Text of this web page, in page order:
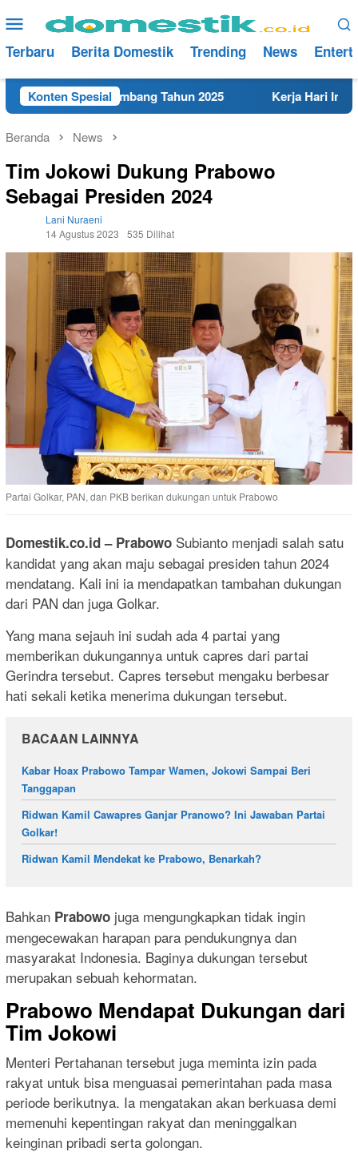
ke
konten
Menu
Mobile
Terbaru Berita Domestik Trending News
Konten Spesial
di Rembang Tahun 2025 Kerja Hari Ini Teknisi/
Beranda News
Tim Jokowi Dukung Prabowo
Sebagai Presiden 2024
Lani Nuraeni
14 Agustus 2023
535 Dilihat
Partai Golkar, PAN, dan PKB berikan dukungan untuk Prabowo
Domestik.co.id – Prabowo Subianto menjadi salah satu
kandidat yang akan maju sebagai presiden tahun 2024
mendatang. Kali ini ia mendapatkan tambahan dukungan
dari PAN dan juga Golkar.
Yang mana sejauh ini sudah ada 4 partai yang
memberikan dukungannya untuk capres dari partai
Gerindra tersebut. Capres tersebut mengaku berbesar
hati sekali ketika menerima dukungan tersebut.
BACAAN LAINNYA
Kabar Hoax Prabowo Tampar Wamen, Jokowi Sampai Beri
Tanggapan
Ridwan Kamil Cawapres Ganjar Pranowo? Ini Jawaban Partai
Golkar!
Ridwan Kamil Mendekat ke Prabowo, Benarkah?
Bahkan Prabowo juga mengungkapkan tidak ingin
mengecewakan harapan para pendukungnya dan
masyarakat Indonesia. Baginya dukungan tersebut
merupakan sebuah kehormatan.
Prabowo Mendapat Dukungan dari
Tim Jokowi
Menteri Pertahanan tersebut juga meminta izin pada
rakyat untuk bisa menguasai pemerintahan pada masa
periode berikutnya. Ia mengatakan akan berkuasa demi
memenuhi kepentingan rakyat dan meninggalkan
keinginan pribadi serta golongan.